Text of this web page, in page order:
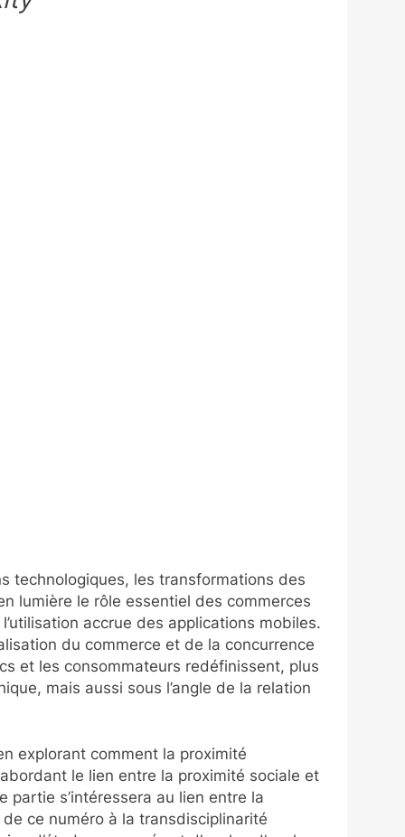
technologiques, les transformations des
lumière le rôle essentiel des commerces
accrue des applications mobiles.
du commerce et de la concurrence
et les consommateurs redéfinissent, plus
mais aussi sous l’angle de la relation
explorant comment la proximité
le lien entre la proximité sociale et
s’intéressera au lien entre la
ce numéro à la transdisciplinarité